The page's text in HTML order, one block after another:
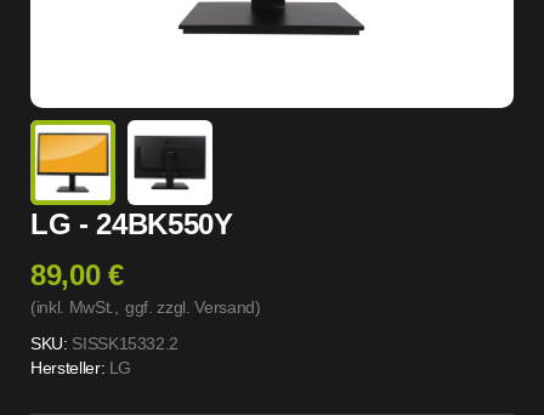
LG - 24BK550Y
89,00 €
(inkl. MwSt., ggf. zzgl. Versand)
SKU: SISSK15332.2
Hersteller: LG